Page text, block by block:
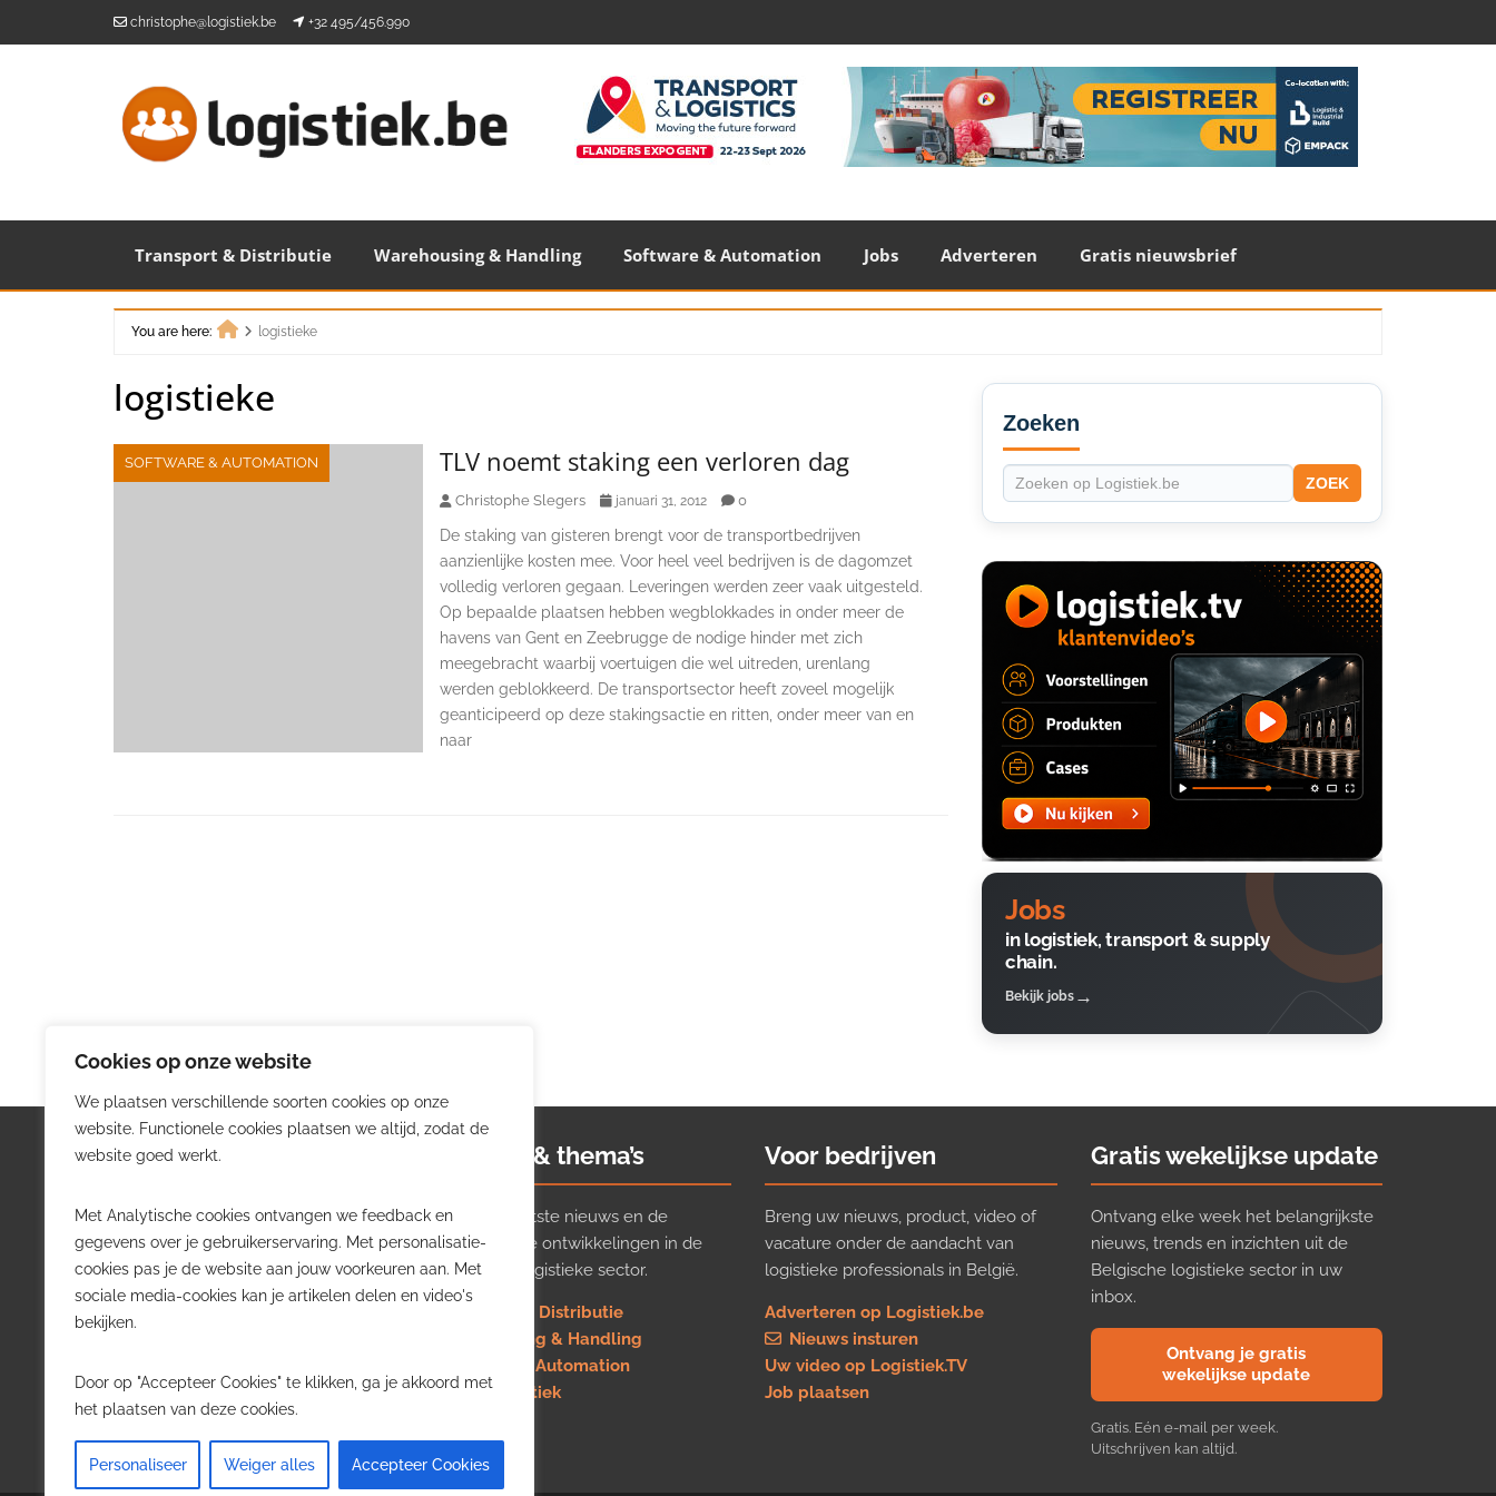
Cookies op onze website
We plaatsen verschillende soorten cookies op onze
website. Functionele cookies plaatsen we altijd, zodat de
website goed werkt.
Met Analytische cookies ontvangen we feedback en
gegevens over je gebruikerservaring. Met personalisatie-
cookies pas je de website aan jouw voorkeuren aan. Met
sociale media-cookies kan je artikelen delen en video's
bekijken.
Door op "Accepteer Cookies" te klikken, ga je akkoord met
het plaatsen van deze cookies.
Personaliseer Weiger alles Accepteer Cookies
christophe@logistiek.be +32 495/456.990
Transport & Distributie Warehousing & Handling Software & Automation Jobs Adverteren Gratis nieuwsbrief
You are here:
logistieke
logistieke
SOFTWARE & AUTOMATION TLV noemt staking een verloren dag
Christophe Slegers januari 31, 2012 0
De staking van gisteren brengt voor de transportbedrijven
aanzienlijke kosten mee. Voor heel veel bedrijven is de dagomzet
volledig verloren gegaan. Leveringen werden zeer vaak uitgesteld.
Op bepaalde plaatsen hebben wegblokkades in onder meer de
havens van Gent en Zeebrugge de nodige hinder met zich
meegebracht waarbij voertuigen die wel uitreden, urenlang
werden geblokkeerd. De transportsector heeft zoveel mogelijk
geanticipeerd op deze stakingsactie en ritten, onder meer van en
naar
Secondary
Sidebar
Zoeken
ZOEK
Jobs
in logistiek, transport & supply
chain.
Bekijk jobs
Logistiek.be
Logistiek.be brengt dagelijks nieuws,
trends en praktijkverhalen over
transport, warehousing, supply chain
en automatisering in België.
willen volgen.
Nieuws & thema’s
Volg het laatste nieuws en de
belangrijkste ontwikkelingen in de
Belgische logistieke sector.
Transport & Distributie
Warehousing & Handling
Software & Automation
Job in logistiek
Voor bedrijven
Breng uw nieuws, product, video of
vacature onder de aandacht van
logistieke professionals in België.
Adverteren op Logistiek.be
Nieuws insturen
Uw video op Logistiek.TV
Job plaatsen
Gratis wekelijkse update
Ontvang elke week het belangrijkste
nieuws, trends en inzichten uit de
Belgische logistieke sector in uw
inbox.
Ontvang je gratis
wekelijkse update
Gratis. Eén e-mail per week.
Uitschrijven kan altijd.